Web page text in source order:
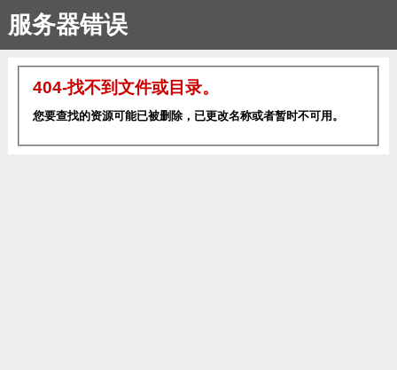
服务器错误
404-找不到文件或目录。
您要查找的资源可能已被删除，已更改名称或者暂时不可用。